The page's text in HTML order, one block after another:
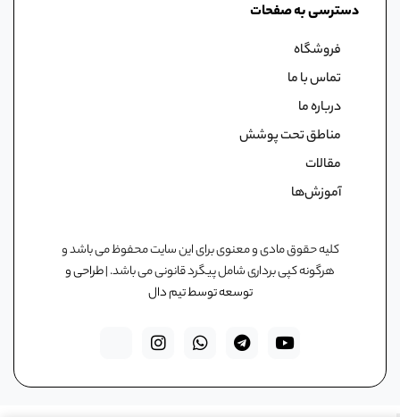
دسترسی به صفحات
فروشگاه
تماس با ما
درباره ما
مناطق تحت پوشش
مقالات
آموزش‌ها
کلیه حقوق مادی و معنوی برای این سایت محفوظ می باشد و
هرگونه کپی برداری شامل پیگرد قانونی می باشد. |طراحی و
توسعه توسط تیم دال